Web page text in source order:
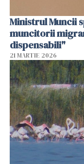
Ministrul Muncii
muncitorii
dispensabili"
21 MARTIE 2026